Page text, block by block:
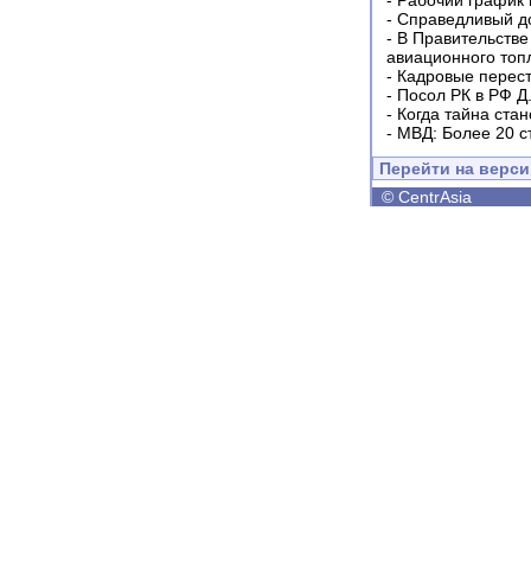
- Справедливый
- В
авиационного
- Кадровые
- Посол РК в РФ
- Когда тайна
- МВД: Более 20
Перейти на
© CentrAsia